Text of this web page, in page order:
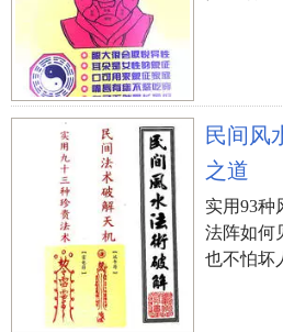
民间风
之道
实用93种
法阵如何
也不怕坏